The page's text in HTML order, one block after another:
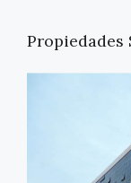
Propiedades